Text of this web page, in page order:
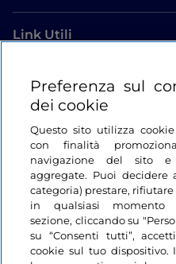
Link Utili
Login
Restiamo in contatto
Preferenza sul
dei cookie
Questo sito utilizza
con finalità
navigazione del sito
aggregate. Puoi
categoria) prestare,
in qualsiasi momento
sezione, cliccando su
su “Consenti tutti”,
cookie sul tuo dispositivo.